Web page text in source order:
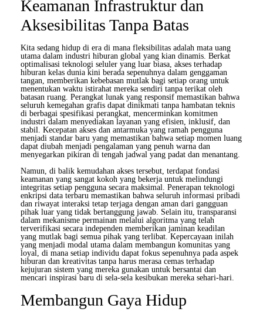
Keamanan Infrastruktur dan
Aksesibilitas Tanpa Batas
Kita sedang hidup di era di mana fleksibilitas adalah mata uang
utama dalam industri hiburan global yang kian dinamis. Berkat
optimalisasi teknologi seluler yang luar biasa, akses terhadap
hiburan kelas dunia kini berada sepenuhnya dalam genggaman
tangan, memberikan kebebasan mutlak bagi setiap orang untuk
menentukan waktu istirahat mereka sendiri tanpa terikat oleh
batasan ruang. Perangkat lunak yang responsif memastikan bahwa
seluruh kemegahan grafis dapat dinikmati tanpa hambatan teknis
di berbagai spesifikasi perangkat, mencerminkan komitmen
industri dalam menyediakan layanan yang efisien, inklusif, dan
stabil. Kecepatan akses dan antarmuka yang ramah pengguna
menjadi standar baru yang memastikan bahwa setiap momen luang
dapat diubah menjadi pengalaman yang penuh warna dan
menyegarkan pikiran di tengah jadwal yang padat dan menantang.
Namun, di balik kemudahan akses tersebut, terdapat fondasi
keamanan yang sangat kokoh yang bekerja untuk melindungi
integritas setiap pengguna secara maksimal. Penerapan teknologi
enkripsi data terbaru memastikan bahwa seluruh informasi pribadi
dan riwayat interaksi tetap terjaga dengan aman dari gangguan
pihak luar yang tidak bertanggung jawab. Selain itu, transparansi
dalam mekanisme permainan melalui algoritma yang telah
terverifikasi secara independen memberikan jaminan keadilan
yang mutlak bagi semua pihak yang terlibat. Kepercayaan inilah
yang menjadi modal utama dalam membangun komunitas yang
loyal, di mana setiap individu dapat fokus sepenuhnya pada aspek
hiburan dan kreativitas tanpa harus merasa cemas terhadap
kejujuran sistem yang mereka gunakan untuk bersantai dan
mencari inspirasi baru di sela-sela kesibukan mereka sehari-hari.
Membangun Gaya Hidup